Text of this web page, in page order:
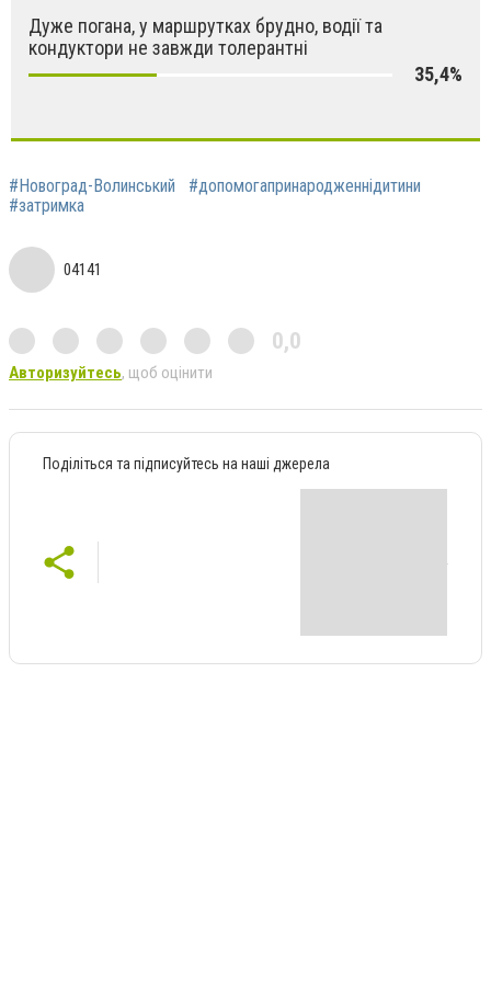
Дуже погана, у маршрутках брудно, водії та
кондуктори не завжди толерантні
35,4%
#Новоград-Волинський
#допомогапринародженнідитини
#затримка
04141
0,0
Авторизуйтесь, щоб оцінити
Поділіться та підписуйтесь на наші джерела